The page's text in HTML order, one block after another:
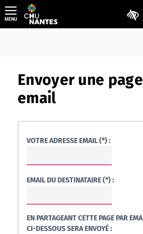
Aller
au
contenu
MENU
Envoyer une
email
VOTRE ADRESSE EMAIL (*) :
EMAIL DU DESTINATAIRE (*) :
EN PARTAGEANT CETTE PAGE PAR
CI-DESSOUS SERA ENVOYÉ :